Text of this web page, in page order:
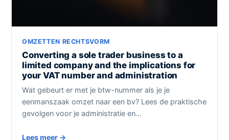
OMZETTEN RECHTSVORM
Converting a sole trader business to a
limited company and the implications for
your VAT number and administration
Wat gebeurt er met je btw-nummer als je je
eenmanszaak omzet naar een bv? Lees de praktische
gevolgen voor je administratie en…
Lees meer →